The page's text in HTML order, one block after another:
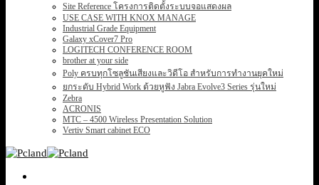
Site Reference โครงการติดตั้งระบบจอแสดงผล
USE CASE WITH KNOX MANAGE
Industrial Grade Equipment
Galaxy xCover7 Pro
LOGITECH CONFERENCE ROOM
brother at your side
Poly ครบทุกโซลูชันเสียงและวิดีโอ สำหรับการทำงานยุคใหม่
ยกระดับ Hybrid Work ด้วยหูฟัง Jabra Evolve3 Series รุ่นใหม่
Zebra
ACRONIS
MTC – 4500 Wireless Presentation Solution
Vertiv Smart cabinet ECO